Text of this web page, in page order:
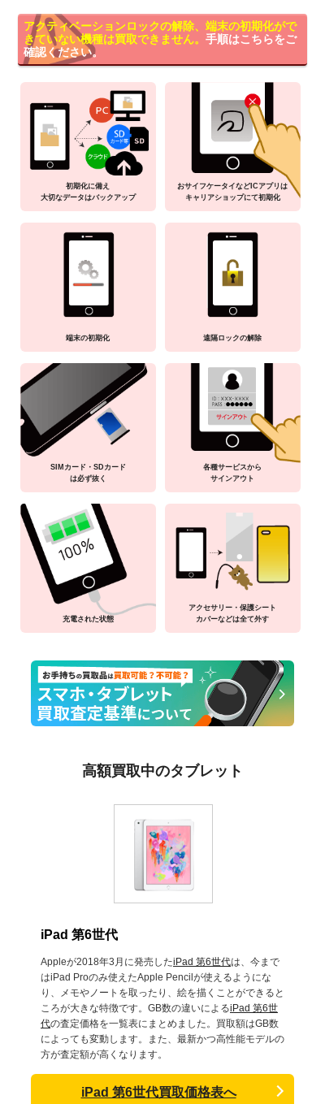
アクティベーションロックの解除、端末の初期化がで
きていない機種は買取できません。 手順はこちらをご
確認ください。
初期化に備え
大切なデータはバックアップ
おサイフケータイなどICアプリは
キャリアショップにて初期化
端末の初期化 遠隔ロックの解除
SIMカード・SDカード
は必ず抜く
各種サービスから
サインアウト
充電された状態
アクセサリー・保護シート
カバーなどは全て外す
高額買取中のタブレット
iPad 第6世代
Appleが2018年3月に発売したiPad 第6世代は、今まで
はiPad Proのみ使えたApple Pencilが使えるようにな
り、メモやノートを取ったり、絵を描くことができると
ころが大きな特徴です。GB数の違いによるiPad 第6世
代の査定価格を一覧表にまとめました。買取額はGB数
によっても変動します。また、最新かつ高性能モデルの
方が査定額が高くなります。
iPad 第6世代買取価格表へ